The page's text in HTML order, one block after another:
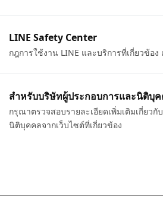
LINE Safety Center
กฎการใช้งาน LINE และบริการที่เกี่ยวข้อ
สำหรับบริษัทผู้ประกอบการและนิติบุ
กรุณาตรวจสอบรายละเอียดเพิ่มเติมเกี่ยว
นิติบุคคลจากเว็บไซต์ที่เกี่ยวข้อง